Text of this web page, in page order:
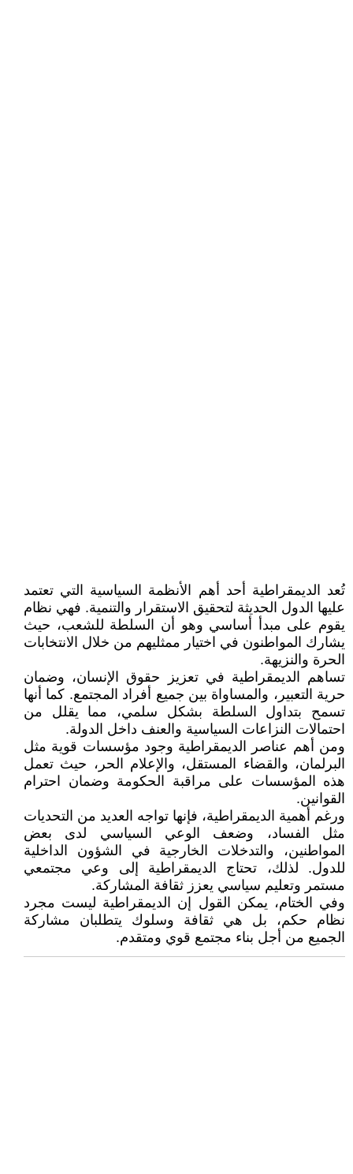
تُعد الديمقراطية أحد أهم الأنظمة السياسية التي تعتمد
عليها الدول الحديثة لتحقيق الاستقرار والتنمية. فهي نظام
يقوم على مبدأ أساسي وهو أن السلطة للشعب، حيث
يشارك المواطنون في اختيار ممثليهم من خلال الانتخابات
الحرة والنزيهة.
تساهم الديمقراطية في تعزيز حقوق الإنسان، وضمان
حرية التعبير، والمساواة بين جميع أفراد المجتمع. كما أنها
تسمح بتداول السلطة بشكل سلمي، مما يقلل من
احتمالات النزاعات السياسية والعنف داخل الدولة.
ومن أهم عناصر الديمقراطية وجود مؤسسات قوية مثل
البرلمان، والقضاء المستقل، والإعلام الحر، حيث تعمل
هذه المؤسسات على مراقبة الحكومة وضمان احترام
القوانين.
ورغم أهمية الديمقراطية، فإنها تواجه العديد من التحديات
مثل الفساد، وضعف الوعي السياسي لدى بعض
المواطنين، والتدخلات الخارجية في الشؤون الداخلية
للدول. لذلك، تحتاج الديمقراطية إلى وعي مجتمعي
مستمر وتعليم سياسي يعزز ثقافة المشاركة.
وفي الختام، يمكن القول إن الديمقراطية ليست مجرد
نظام حكم، بل هي ثقافة وسلوك يتطلبان مشاركة
الجميع من أجل بناء مجتمع قوي ومتقدم.